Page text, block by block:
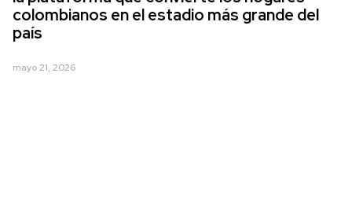
colombianos en el estadio más grande del
país
mayo 21, 2026